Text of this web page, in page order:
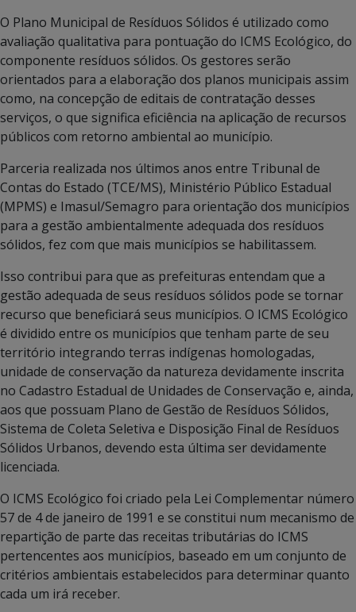
O Plano Municipal de Resíduos Sólidos é utilizado como
avaliação qualitativa para pontuação do ICMS Ecológico, do
componente resíduos sólidos. Os gestores serão
orientados para a elaboração dos planos municipais assim
como, na concepção de editais de contratação desses
serviços, o que significa eficiência na aplicação de recursos
públicos com retorno ambiental ao município.
Parceria realizada nos últimos anos entre Tribunal de
Contas do Estado (TCE/MS), Ministério Público Estadual
(MPMS) e Imasul/Semagro para orientação dos municípios
para a gestão ambientalmente adequada dos resíduos
sólidos, fez com que mais municípios se habilitassem.
Isso contribui para que as prefeituras entendam que a
gestão adequada de seus resíduos sólidos pode se tornar
recurso que beneficiará seus municípios. O ICMS Ecológico
é dividido entre os municípios que tenham parte de seu
território integrando terras indígenas homologadas,
unidade de conservação da natureza devidamente inscrita
no Cadastro Estadual de Unidades de Conservação e, ainda,
aos que possuam Plano de Gestão de Resíduos Sólidos,
Sistema de Coleta Seletiva e Disposição Final de Resíduos
Sólidos Urbanos, devendo esta última ser devidamente
licenciada.
O ICMS Ecológico foi criado pela Lei Complementar número
57 de 4 de janeiro de 1991 e se constitui num mecanismo de
repartição de parte das receitas tributárias do ICMS
pertencentes aos municípios, baseado em um conjunto de
critérios ambientais estabelecidos para determinar quanto
cada um irá receber.